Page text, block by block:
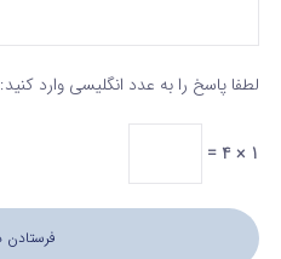
لطفا پاسخ را به عدد انگلیسی وارد کنید:
1 × 4 =